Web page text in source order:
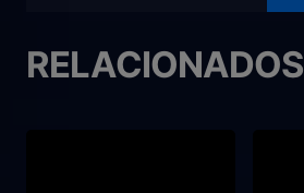
RELACIONADOS